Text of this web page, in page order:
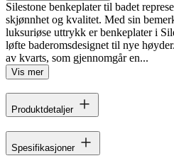
Silestone benkeplater til badet
skjønnhet og kvalitet. Med sin
luksuriøse uttrykk er benkeplater i
løfte baderomsdesignet til nye
av kvarts, som gjennomgår en...
Vis mer
Produktdetaljer
Spesifikasjoner